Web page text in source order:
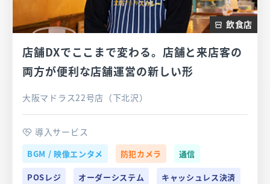
飲食店
店舗DXでここまで変わる。店舗と来店客の
両方が便利な店舗運営の新しい形
大阪マドラス22号店（下北沢）
導入サービス
BGM / 映像エンタメ 防犯カメラ 通信
POSレジ オーダーシステム キャッシュレス決済